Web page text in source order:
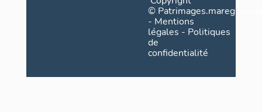
©
- Mentions
légales - Politiques
de
confidentialité